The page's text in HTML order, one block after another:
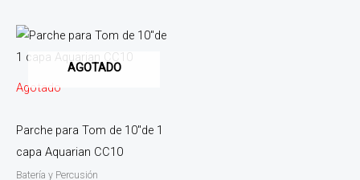
AGOTADO
Agotado
Parche para Tom de 10″de 1
capa Aquarian CC10
Batería y Percusión